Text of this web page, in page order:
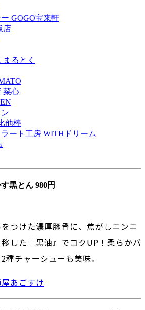
GOGO宝来軒
店
るとく
菜心
他棒
ート工房 WITHドリーム
黒とん 980円
つけた濃厚豚骨に、焦がしニンニ
した『黒油』でコクUP！柔らかバ
種チャーシューも美味。
屋あごすけ